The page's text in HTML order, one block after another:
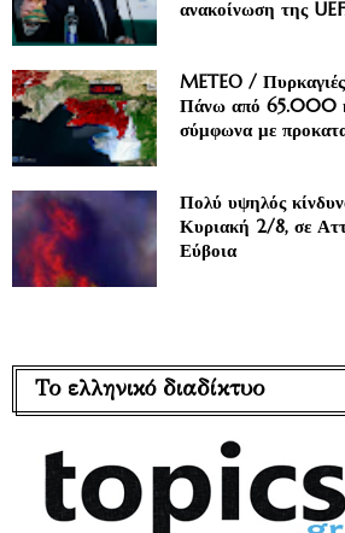
ανακοίνωση της
METEO /
Πάνω από 65.000
σύμφωνα με
Πολύ υψηλός
Κυριακή 2/8, σε
Εύβοια
Το ελληνικό διαδίκτυο